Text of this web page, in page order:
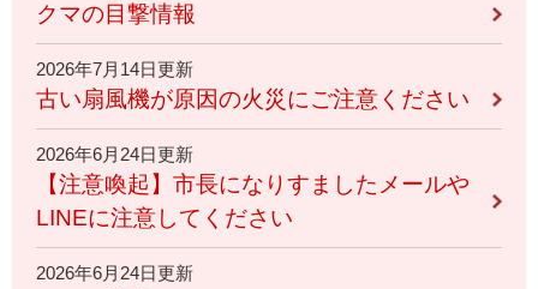
クマの目撃情報
2026年7月14日更新
古い扇風機が原因の火災にご注意ください
2026年6月24日更新
【注意喚起】市長になりすましたメールや
LINEに注意してください
2026年6月24日更新